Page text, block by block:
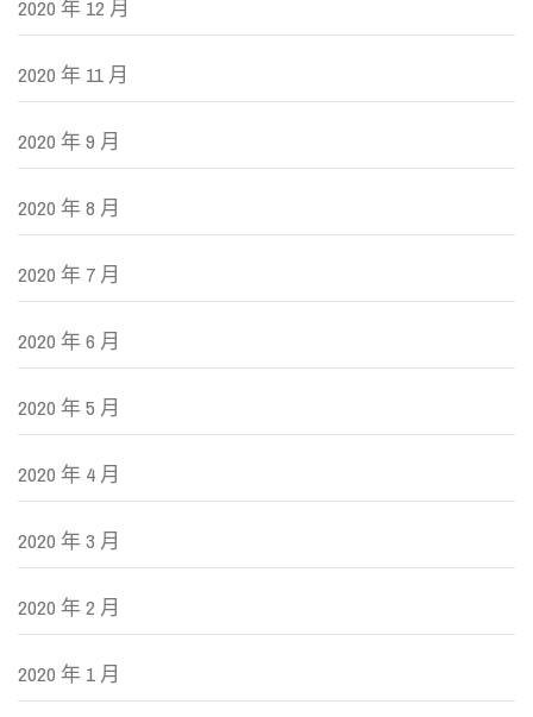
2020 年 12 月
2020 年 11 月
2020 年 9 月
2020 年 8 月
2020 年 7 月
2020 年 6 月
2020 年 5 月
2020 年 4 月
2020 年 3 月
2020 年 2 月
2020 年 1 月